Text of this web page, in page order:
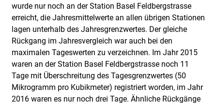
wurde nur noch an der Station Basel Feldbergstrasse
erreicht, die Jahresmittelwerte an allen übrigen Stationen
lagen unterhalb des Jahresgrenzwertes. Der gleiche
Rückgang im Jahresvergleich war auch bei den
maximalen Tageswerten zu verzeichnen. Im Jahr 2015
waren an der Station Basel Feldbergstrasse noch 11
Tage mit Überschreitung des Tagesgrenzwertes (50
Mikrogramm pro Kubikmeter) registriert worden, im Jahr
2016 waren es nur noch drei Tage. Ähnliche Rückgänge